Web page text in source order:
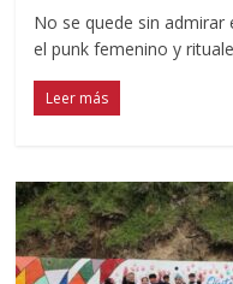
No se quede sin
el punk femenino y
Leer más